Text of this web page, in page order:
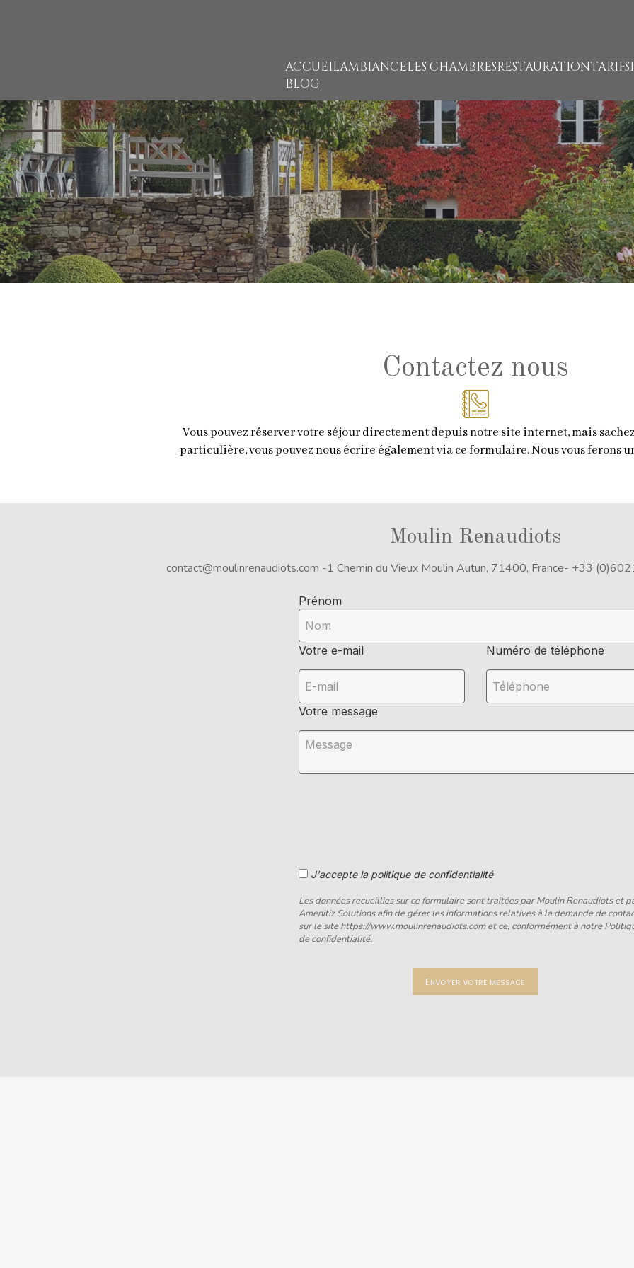
ACCUEILAMBIANCELES CHAMBRESRESTAURATIONTARIFS
BLOG
Contactez nous
Vous pouvez réserver votre séjour directement depuis notre site internet, mais
particulière, vous pouvez nous écrire également via ce formulaire. Nous vous ferons
Moulin Renaudiots
contact@moulinrenaudiots.com -1 Chemin du Vieux Moulin Autun, 71400, France- +33
Prénom
Votre e-mail Numéro de téléphone
Votre message
J'accepte la politique de confidentialité
Les données recueillies sur ce formulaire sont traitées par Moulin Renaudiots et
Amenitiz Solutions afin de gérer les informations relatives à la demande de
sur le site https://www.moulinrenaudiots.com et ce, conformément à notre
de confidentialité.